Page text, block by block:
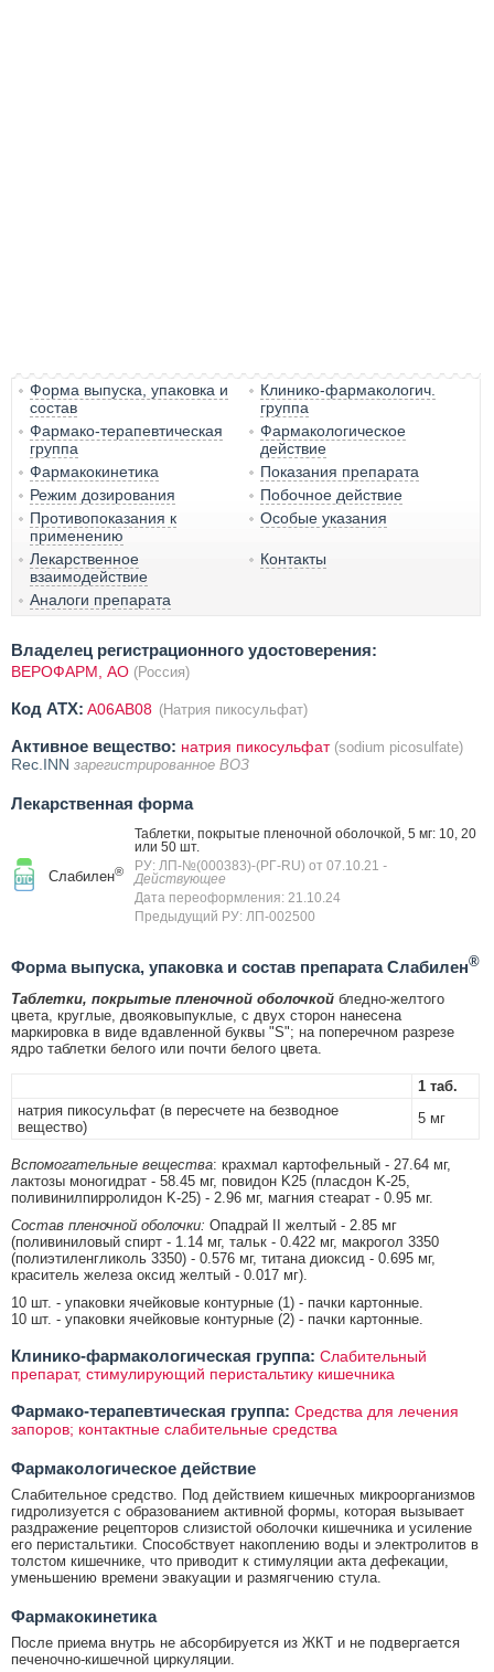
Форма выпуска, упаковка и
состав
Клинико-фармакологич.
группа
Фармако-терапевтическая
группа
Фармакологическое
действие
Фармакокинетика
Показания препарата
Режим дозирования
Побочное действие
Противопоказания к
применению
Особые указания
Лекарственное
взаимодействие
Контакты
Аналоги препарата
Владелец регистрационного удостоверения:
ВЕРОФАРМ, АО (Россия)
Код ATX: A06AB08 (Натрия пикосульфат)
Активное вещество: натрия пикосульфат (sodium picosulfate)
Rec.INN зарегистрированное ВОЗ
Лекарственная форма
Слабилен®
Таблетки, покрытые пленочной оболочкой, 5 мг: 10, 20
или 50 шт.
РУ: ЛП-№(000383)-(РГ-RU) от 07.10.21 -
Действующее
Дата переоформления: 21.10.24
Предыдущий РУ: ЛП-002500
Форма выпуска, упаковка и состав препарата Слабилен®
Таблетки, покрытые пленочной оболочкой бледно-желтого
цвета, круглые, двояковыпуклые, с двух сторон нанесена
маркировка в виде вдавленной буквы "S"; на поперечном разрезе
ядро таблетки белого или почти белого цвета.
1 таб.
натрия пикосульфат (в пересчете на безводное
вещество)
5 мг
Вспомогательные вещества: крахмал картофельный - 27.64 мг,
лактозы моногидрат - 58.45 мг, повидон K25 (пласдон K-25,
поливинилпирролидон K-25) - 2.96 мг, магния стеарат - 0.95 мг.
Состав пленочной оболочки: Опадрай II желтый - 2.85 мг
(поливиниловый спирт - 1.14 мг, тальк - 0.422 мг, макрогол 3350
(полиэтиленгликоль 3350) - 0.576 мг, титана диоксид - 0.695 мг,
краситель железа оксид желтый - 0.017 мг).
10 шт. - упаковки ячейковые контурные (1) - пачки картонные.
10 шт. - упаковки ячейковые контурные (2) - пачки картонные.
Клинико-фармакологическая группа: Слабительный
препарат, стимулирующий перистальтику кишечника
Фармако-терапевтическая группа: Средства для лечения
запоров; контактные слабительные средства
Фармакологическое действие
Слабительное средство. Под действием кишечных микроорганизмов
гидролизуется с образованием активной формы, которая вызывает
раздражение рецепторов слизистой оболочки кишечника и усиление
его перистальтики. Способствует накоплению воды и электролитов в
толстом кишечнике, что приводит к стимуляции акта дефекации,
уменьшению времени эвакуации и размягчению стула.
Фармакокинетика
После приема внутрь не абсорбируется из ЖКТ и не подвергается
печеночно-кишечной циркуляции.